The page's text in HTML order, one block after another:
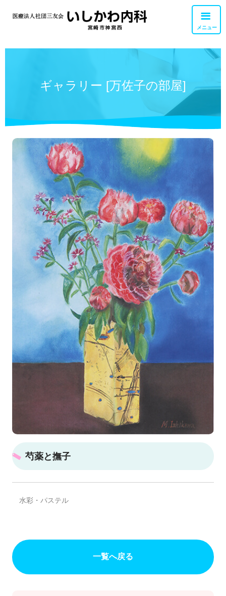
メニュー
胃カメラ・大腸カメラ
リハビリテーション
訪問診療・訪問看護
私達について
交通アクセス
職員募集
ギャラリー [万佐子の部屋]
芍薬と撫子
水彩・パステル
一覧へ戻る